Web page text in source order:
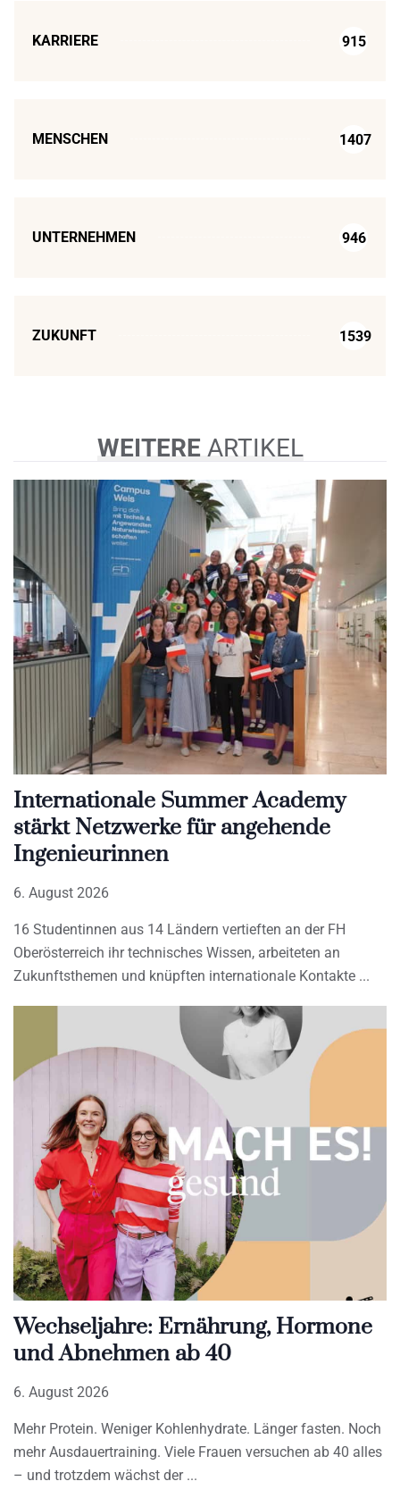
KARRIERE 915
MENSCHEN 1407
UNTERNEHMEN 946
ZUKUNFT 1539
WEITEREARTIKEL
Internationale Summer Academy
stärkt Netzwerke für angehende
Ingenieurinnen
6. August 2026
16 Studentinnen aus 14 Ländern vertieften an der FH
Oberösterreich ihr technisches Wissen, arbeiteten an
Zukunftsthemen und knüpften internationale Kontakte
Wechseljahre: Ernährung, Hormone
und Abnehmen ab 40
6. August 2026
Mehr Protein. Weniger Kohlenhydrate. Länger fasten. Noch
mehr Ausdauertraining. Viele Frauen versuchen ab 40 alles
– und trotzdem wächst der